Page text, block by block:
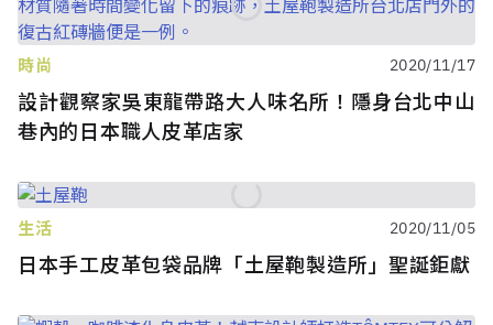
時尚 2020/11/17
設計觀察家吳東龍帶路大人味名所！隱身台北中山
巷內的日本職人皮革店家
生活 2020/11/05
日本手工皮革包袋品牌「土屋鞄製造所」聖誕鉅獻